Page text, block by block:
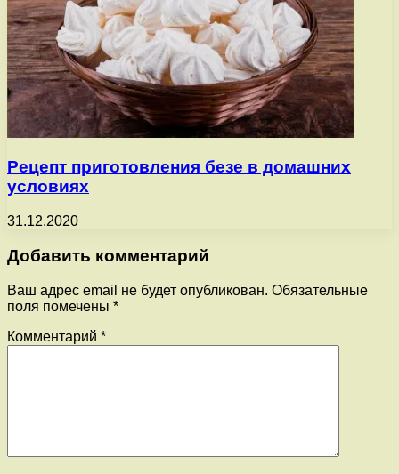
Рецепт приготовления безе в домашних
условиях
31.12.2020
Добавить комментарий
Ваш адрес email не будет опубликован. Обязательные
поля помечены *
Комментарий *